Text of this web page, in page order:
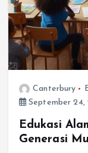
Canterbury
September 24,
Edukasi
Generasi